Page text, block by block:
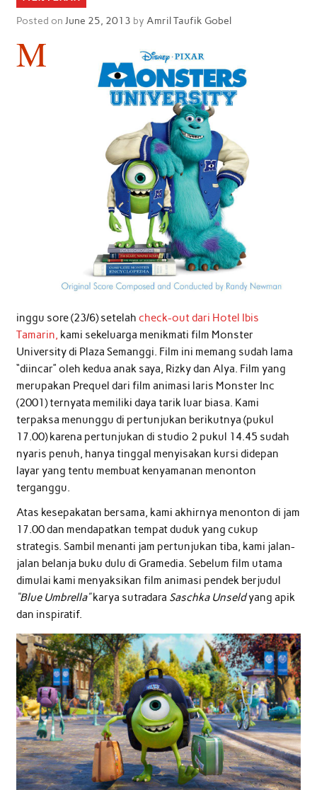
Posted on June 25, 2013 by Amril Taufik Gobel
M
inggu sore (23/6) setelah check-out dari Hotel Ibis
Tamarin, kami sekeluarga menikmati film Monster
University di Plaza Semanggi. Film ini memang sudah lama
“diincar” oleh kedua anak saya, Rizky dan Alya. Film yang
merupakan Prequel dari film animasi laris Monster Inc
(2001) ternyata memiliki daya tarik luar biasa. Kami
terpaksa menunggu di pertunjukan berikutnya (pukul
17.00) karena pertunjukan di studio 2 pukul 14.45 sudah
nyaris penuh, hanya tinggal menyisakan kursi didepan
layar yang tentu membuat kenyamanan menonton
terganggu.
Atas kesepakatan bersama, kami akhirnya menonton di jam
17.00 dan mendapatkan tempat duduk yang cukup
strategis. Sambil menanti jam pertunjukan tiba, kami jalan-
jalan belanja buku dulu di Gramedia. Sebelum film utama
dimulai kami menyaksikan film animasi pendek berjudul
“Blue Umbrella”karya sutradara Saschka Unseldyang apik
dan inspiratif.